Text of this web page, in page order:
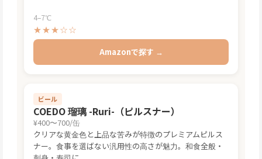
4–7℃
★★★☆☆
Amazonで探す →
ビール
COEDO 瑠璃 -Ruri-（ピルスナー）
¥400〜700/缶
クリアな黄金色と上品な苦みが特徴のプレミアムピルス
ナー。食事を選ばない汎用性の高さが魅力。和食全般・